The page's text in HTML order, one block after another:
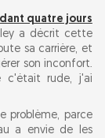
quatre jours
a décrit cette
sa carrière, et
son inconfort.
c'était rude, j'ai
problème, parce
a envie de les